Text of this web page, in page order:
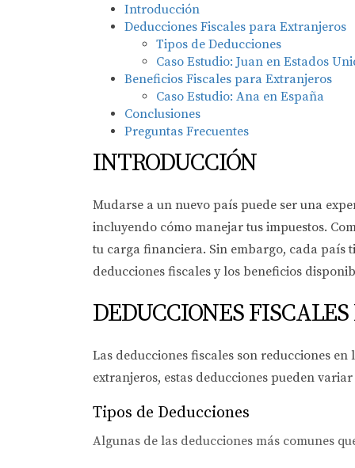
Introducción
Deducciones Fiscales para Extranjeros
Tipos de Deducciones
Caso Estudio: Juan en Estados
Beneficios Fiscales para Extranjeros
Caso Estudio: Ana en España
Conclusiones
Preguntas Frecuentes
INTRODUCCIÓN
Mudarse a un nuevo país puede ser una
incluyendo cómo manejar tus impuestos.
tu carga financiera. Sin embargo, cada país
deducciones fiscales y los beneficios
DEDUCCIONES
Las deducciones fiscales son reducciones
extranjeros, estas deducciones pueden
Tipos de Deducciones
Algunas de las deducciones más comunes